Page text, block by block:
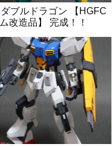
ブルドラゴン 【HGFC
改造品】 完成！！